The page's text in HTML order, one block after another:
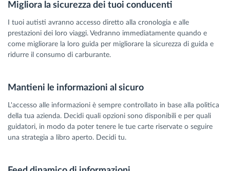
Migliora la sicurezza dei tuoi conducenti
I tuoi autisti avranno accesso diretto alla cronologia e alle
prestazioni dei loro viaggi. Vedranno immediatamente quando e
come migliorare la loro guida per migliorare la sicurezza di guida e
ridurre il consumo di carburante.
Mantieni le informazioni al sicuro
L'accesso alle informazioni è sempre controllato in base alla politica
della tua azienda. Decidi quali opzioni sono disponibili e per quali
guidatori, in modo da poter tenere le tue carte riservate o seguire
una strategia a libro aperto. Decidi tu.